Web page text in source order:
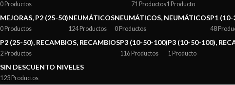
0 Productos 71 Productos1 Producto
MEJORAS, P2 (25-50)
0 Productos
NEUMÁTICOS
124 Productos
NEUMÁTICOS, NEUMÁTICOS
0 Productos
P1 (10-
48
P2 (25-50), RECAMBIOS, RECAMBIOS
2 Productos
P3 (10-50-100)
116 Productos
P3 (10-50-100),
1 Producto
SIN DESCUENTO NIVELES
123 Productos